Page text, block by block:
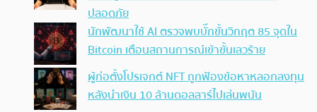
ปลอดภัย
นักพัฒนาใช้ AI ตรวจพบบั๊กขั้นวิกฤต 85 จุดใน
Bitcoin เตือนสถานการณ์เข้าขั้นเลวร้าย
ผู้ก่อตั้งโปรเจกต์ NFT ถูกฟ้องข้อหาหลอกลงทุน
หลังนำเงิน 10 ล้านดอลลาร์ไปเล่นพนัน